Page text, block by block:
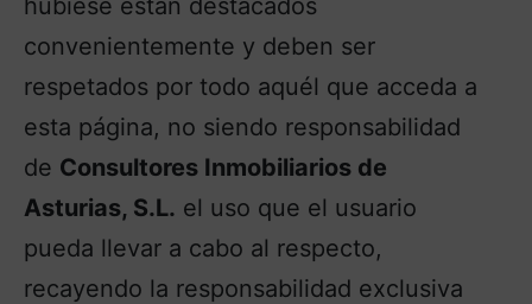
convenientemente y deben ser
respetados por todo aquél que acceda a
esta página, no siendo responsabilidad
de Consultores Inmobiliarios de
Asturias, S.L. el uso que el usuario
pueda llevar a cabo al respecto,
recayendo la responsabilidad exclusiva